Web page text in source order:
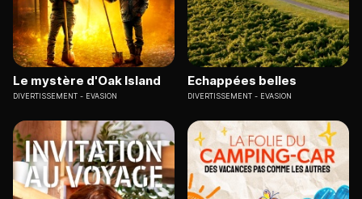
Le mystère d'Oak Island
DIVERTISSEMENT EVASION
Echappées belles
DIVERTISSEMENT EVASION